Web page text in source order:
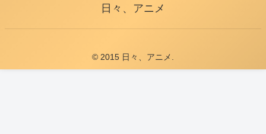
日々、アニメ
© 2015 日々、アニメ.